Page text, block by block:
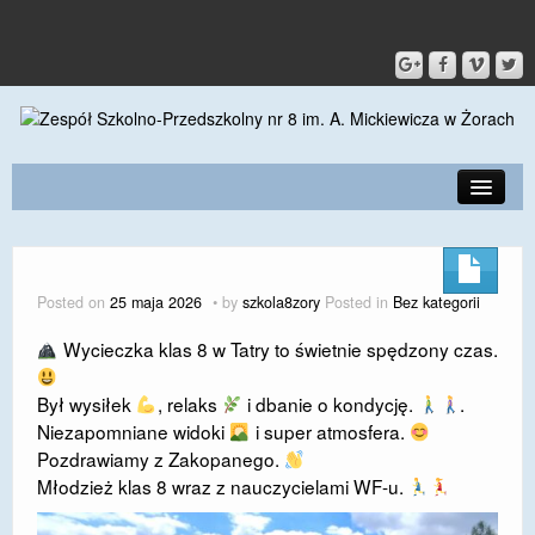
DLA RODZICÓW I UCZNIÓW
DLA PRACOWNIKÓW
GALERIA
SPORT
Posted on 25 maja 2026 by szkola8zory Posted in Bez kategorii
Wycieczka klas 8 w Tatry to świetnie spędzony czas.
Był wysiłek , relaks i dbanie o kondycję.
.
Niezapomniane widoki
i super atmosfera.
Pozdrawiamy z Zakopanego.
Młodzież klas 8 wraz z nauczycielami WF-u.